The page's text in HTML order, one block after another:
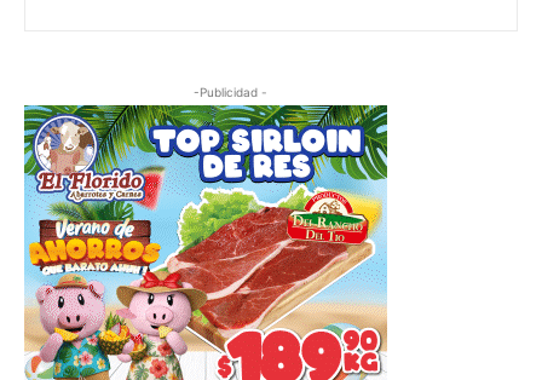
-Publicidad -